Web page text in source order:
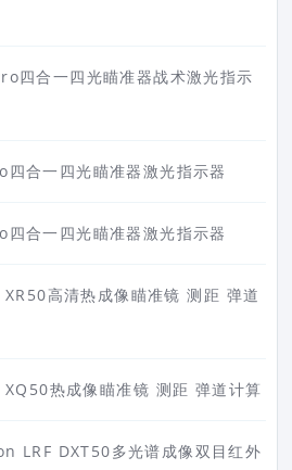
四合一四光瞄准器战术激光指示
合一四光瞄准器激光指示器
合一四光瞄准器激光指示器
高清热成像瞄准镜 测距 弹道
热成像瞄准镜 测距 弹道计算
LRF DXT50多光谱成像双目红外